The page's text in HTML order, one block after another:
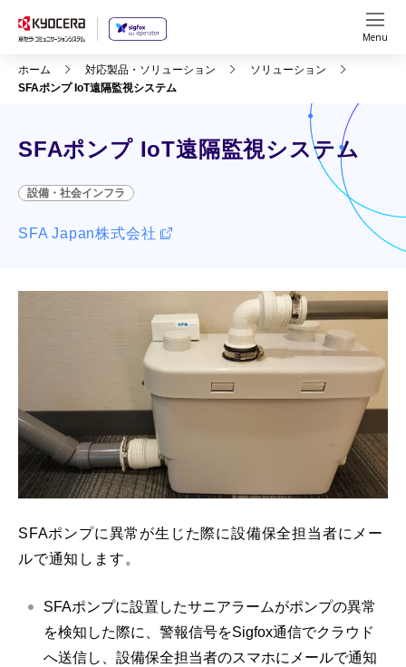
Menu
ホーム 対応製品・ソリューション
ソリューション
SFAポンプ IoT遠隔監視システム
SFAポンプ IoT遠隔監視システム
設備・社会インフラ
SFA Japan株式会社
SFAポンプに異常が生じた際に設備保全担当者にメー
ルで通知します。
SFAポンプに設置したサニアラームがポンプの異常
を検知した際に、警報信号をSigfox通信でクラウド
へ送信し、設備保全担当者のスマホにメールで通知